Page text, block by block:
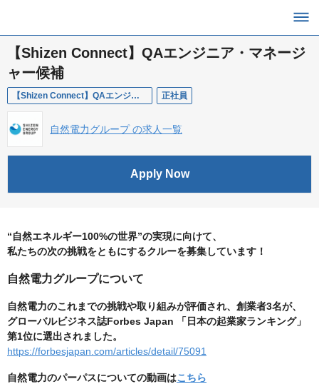
【Shizen Connect】QAエンジニア・マネージ
ャー候補
【Shizen Connect】QAエンジニア 正社員
自然電力グループ の求人一覧
Apply Now
“自然エネルギー100%の世界”の実現に向けて、
私たちの次の挑戦をともにするクルーを募集しています！
自然電力グループについて
自然電力のこれまでの挑戦や取り組みが評価され、創業者3名が、
グローバルビジネス誌Forbes Japan 「日本の起業家ランキング」
第1位に選出されました。
https://forbesjapan.com/articles/detail/75091
自然電力のパーパスについての動画はこちら